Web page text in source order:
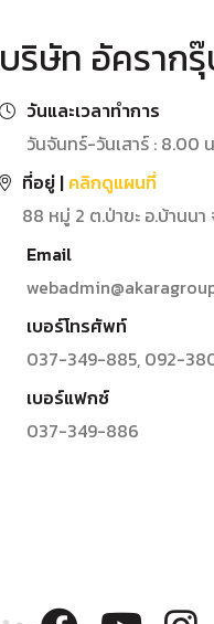
บริษัท อัคราก
วันและเวลาทำการ
วันจันทร์-วันเสาร์ : 8.00
ที่อยู่ | คลิกดูแผนที่
88 หมู่ 2 ต.ป่าขะ อ.บ้านนา
Email
เบอร์โทรศัพท์
037-349-885, 092-
เบอร์แฟกซ์
037-349-886